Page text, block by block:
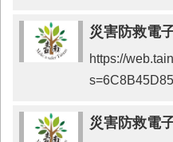
災害防救電
https://
災害防救電